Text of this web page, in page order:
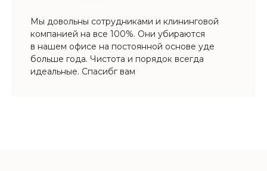
Мы довольны сотрудниками и клининговой
компанией на все 100%. Они убираются
в нашем офисе на постоянной основе уде
больше года. Чистота и порядок всегда
идеальные. Спасибг вам